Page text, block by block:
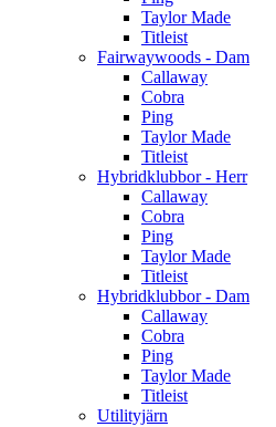
Taylor Made
Titleist
Fairwaywoods - Dam
Callaway
Cobra
Ping
Taylor Made
Titleist
Hybridklubbor - Herr
Callaway
Cobra
Ping
Taylor Made
Titleist
Hybridklubbor - Dam
Callaway
Cobra
Ping
Taylor Made
Titleist
Utilityjärn